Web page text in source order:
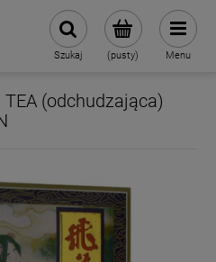
(pusty)
Szukaj Menu
TEA (odchudzająca)